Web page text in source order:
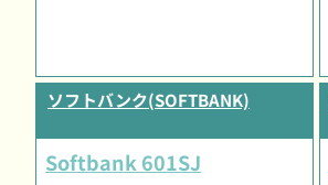
ソフトバンク(SOFTBANK)
Softbank 601SJ